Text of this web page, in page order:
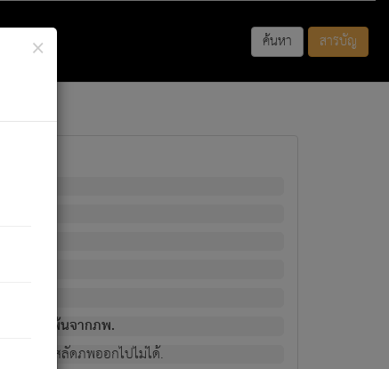
ค้นหา สารบัญ
×
ช่ผู้หลดพ้นจากภพ.
นั้น ก็ยังสลัดภพออกไปไม่ได้.